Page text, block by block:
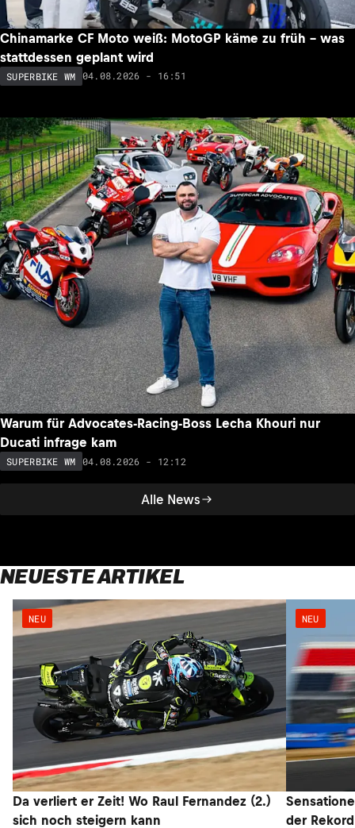
Alle News
Chinamarke CF Moto weiß: MotoGP käme zu früh – was
stattdessen geplant wird
SUPERBIKE WM 04.08.2026 - 16:51
Warum für Advocates-Racing-Boss Lecha Khouri nur
Ducati infrage kam
SUPERBIKE WM 04.08.2026 - 12:12
NEUESTE ARTIKEL
NEU
Da verliert er Zeit! Wo Raul Fernandez (2.)
sich noch steigern kann
NEU
der